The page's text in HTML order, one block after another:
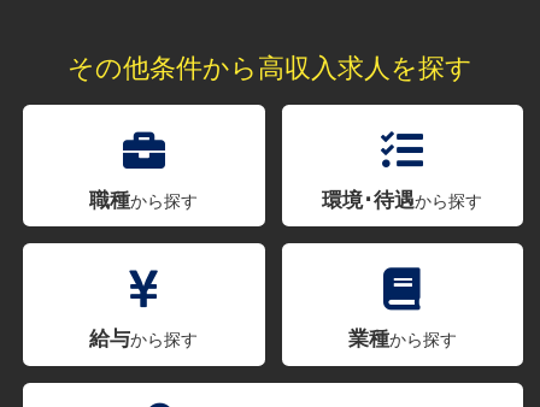
その他条件から高収入求人を探す
職種から探す 環境･待遇から探す
給与から探す 業種から探す